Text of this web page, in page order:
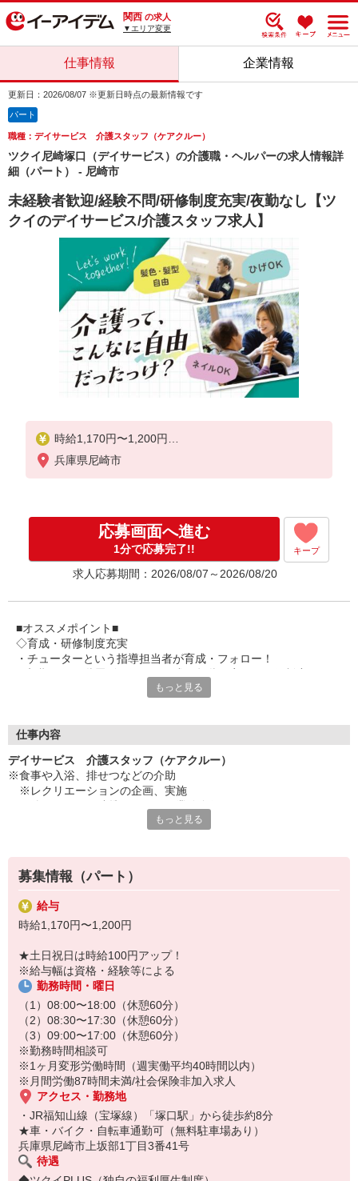
関西 の求人
▼エリア変更
仕事情報 企業情報
更新日：2026/08/07 ※更新日時点の最新情報です
パート
職種：デイサービス 介護スタッフ（ケアクルー）
ツクイ尼崎塚口（デイサービス）の介護職・ヘルパーの求人情報詳
細（パート） - 尼崎市
未経験者歓迎/経験不問/研修制度充実/夜勤なし【ツ
クイのデイサービス/介護スタッフ求人】
時給1,170円〜1,200円
★土日祝日は時給100円アップ！
兵庫県尼崎市
応募画面へ進む
1分で応募完了!! キープ
求人応募期間：2026/08/07～2026/08/20
■オススメポイント■
◇育成・研修制度充実
・チューターという指導担当者が育成・フォロー！
・キャリアアップ支援制度を活用して働きながら資格取得が可能
・ツクイ独自の福祉厚生制度でプライベートも充実
・子育て支援の福利厚生制度あり！子育てと仕事の両立を応援◎
・スタッフ何でも相談窓口やライフキャリア相談など、各相談窓
口あり
◇頑張った分、スタッフに還元！
・パートは特別手当の支給あり
もっと見る
仕事内容
デイサービス 介護スタッフ（ケアクルー）
※食事や入浴、排せつなどの介助
※レクリエーションの企画、実施
★＼サービス・職種の魅力／
「今私たちに求められていることは何だろう」「どんな工夫をした
ら喜んでいただけるだろう」他職種で連携しながら創意工夫し支援
していきます。感謝の言葉を直接いただけたり、信頼関係を築いて
いくことができます。日勤のみで働け介護度も比較的高くないた
もっと見る
募集情報（パート）
給与
時給1,170円〜1,200円
★土日祝日は時給100円アップ！
※給与幅は資格・経験等による
勤務時間・曜日
（1）08:00〜18:00（休憩60分）
（2）08:30〜17:30（休憩60分）
（3）09:00〜17:00（休憩60分）
※勤務時間相談可
※1ヶ月変形労働時間（週実働平均40時間以内）
※月間労働87時間未満/社会保険非加入求人
アクセス・勤務地
・JR福知山線（宝塚線）「塚口駅」から徒歩約8分
★車・バイク・自転車通勤可（無料駐車場あり）
兵庫県尼崎市上坂部1丁目3番41号
待遇